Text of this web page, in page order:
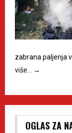
zabrana paljenja
više…
→
OGLAS ZA